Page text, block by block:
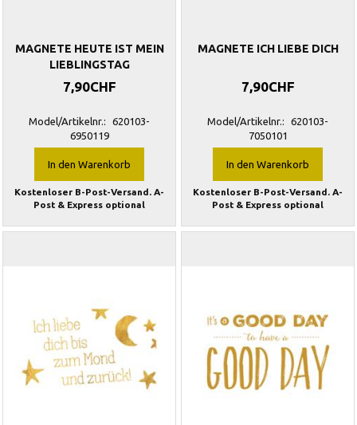
MAGNETE HEUTE IST MEIN
LIEBLINGSTAG
7,90CHF
Model/Artikelnr.:
620103-
6950119
In den Warenkorb
Kostenloser B-Post-Versand. A-
Post & Express optional
MAGNETE ICH LIEBE DICH
7,90CHF
Model/Artikelnr.:
620103-
7050101
In den Warenkorb
Kostenloser B-Post-Versand. A-
Post & Express optional